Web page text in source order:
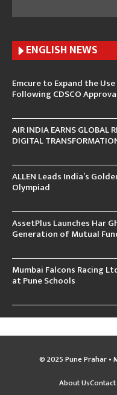
ENGLISH NEWS
Emcure to Expand the
Following CDSCO
AIR INDIA EARNS GLOBAL
DIGITAL
ALLEN Leads India’s
Olympiad
AssetPlus Launches Har
Generation of Mutual
Mumbai Falcons Racing
at Pune Schools
© 2025 Pune Prahar •
About UsContact